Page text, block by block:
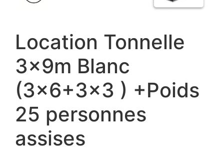
Location Tonnelle
3x9m Blanc
(3×6+3×3 ) +Poids
25 personnes
assises